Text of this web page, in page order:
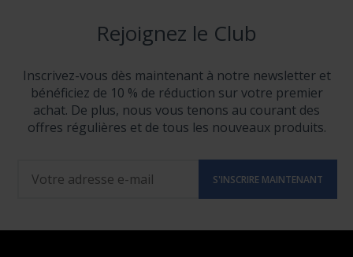
Rejoignez le Club
Inscrivez-vous dès maintenant à notre newsletter et
bénéficiez de 10 % de réduction sur votre premier
achat. De plus, nous vous tenons au courant des
offres régulières et de tous les nouveaux produits.